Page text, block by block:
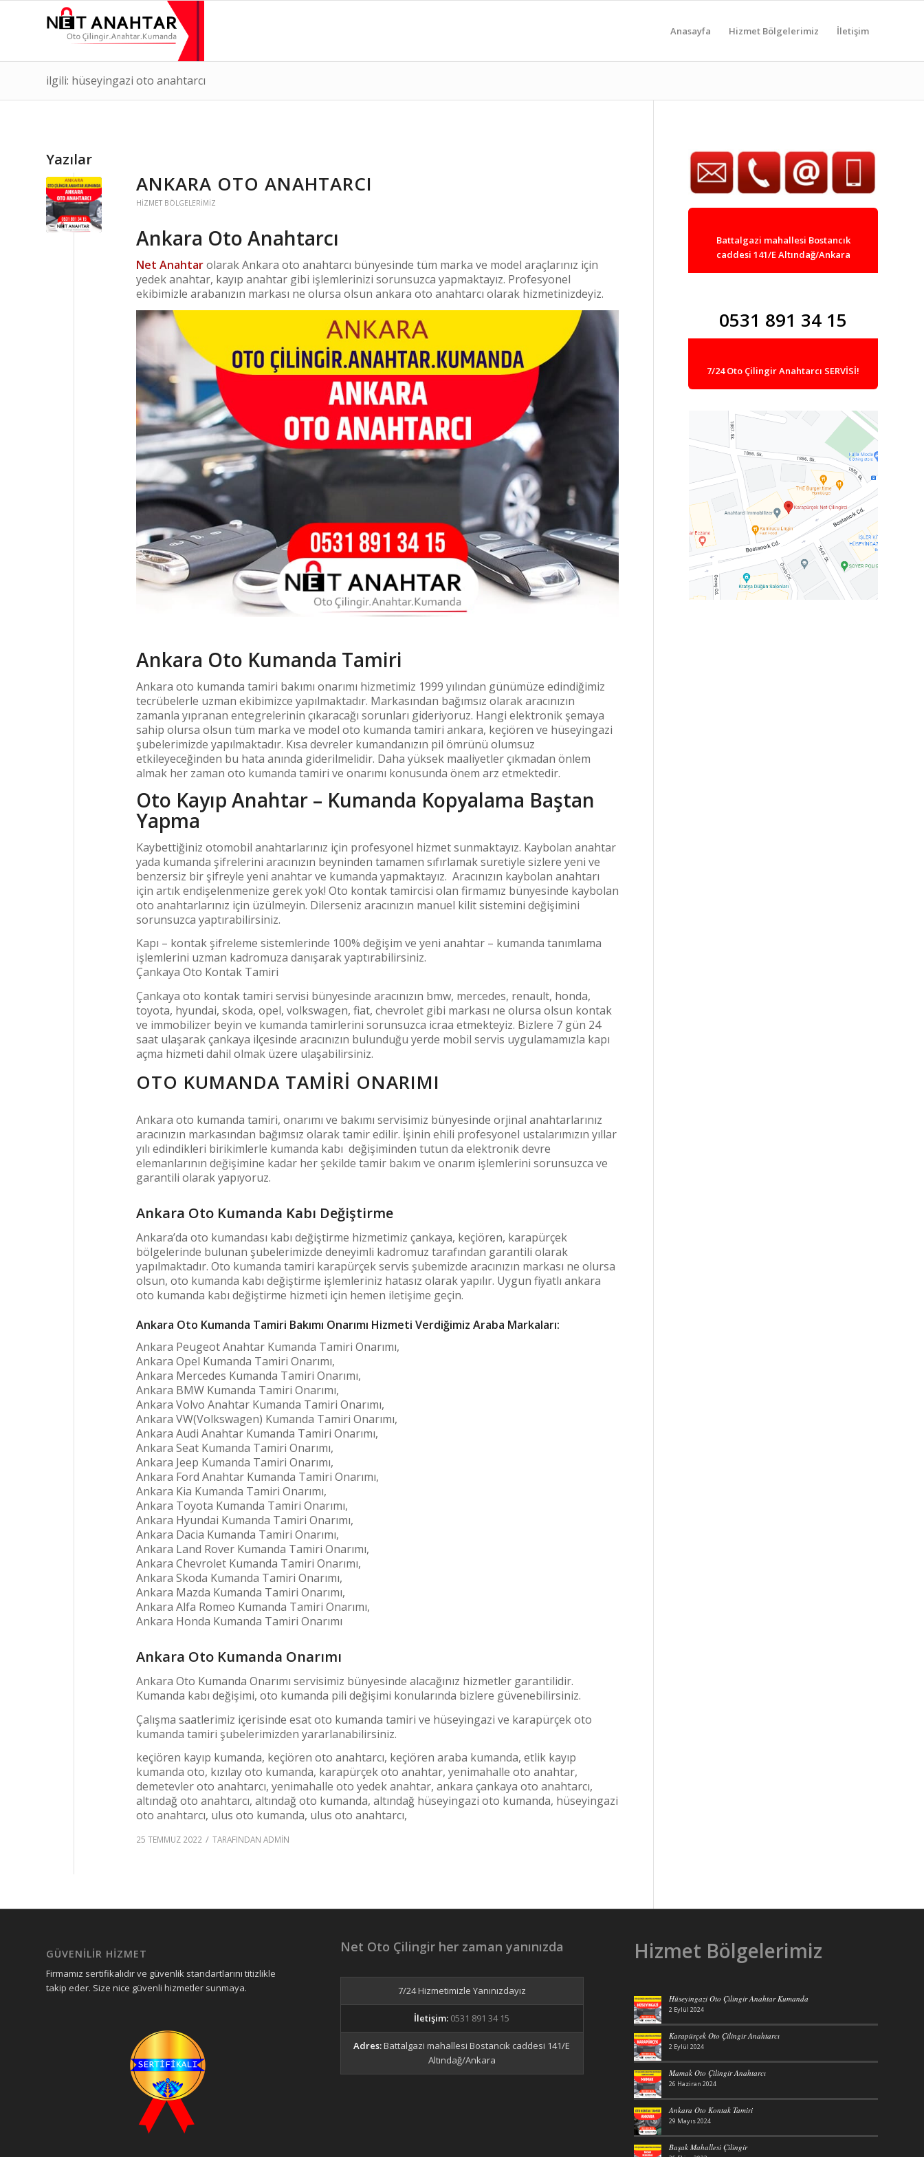
Anasayfa Hizmet Bölgelerimiz İletişim
ilgili: hüseyingazi oto anahtarcı
Yazılar
ANKARA OTO ANAHTARCI
HIZMET BÖLGELERIMIZ
Ankara Oto Anahtarcı
Net Anahtarolarak Ankara oto anahtarcı bünyesinde tüm marka ve model araçlarınız için
yedek anahtar, kayıp anahtar gibi işlemlerinizi sorunsuzca yapmaktayız. Profesyonel
ekibimizle arabanızın markası ne olursa olsun ankara oto anahtarcı olarak hizmetinizdeyiz.
Ankara Oto Kumanda Tamiri
Ankara oto kumanda tamiri bakımı onarımı hizmetimiz 1999 yılından günümüze edindiğimiz
tecrübelerle uzman ekibimizce yapılmaktadır. Markasından bağımsız olarak aracınızın
zamanla yıpranan entegrelerinin çıkaracağı sorunları gideriyoruz. Hangi elektronik şemaya
sahip olursa olsun tüm marka ve model oto kumanda tamiri ankara, keçiören ve hüseyingazi
şubelerimizde yapılmaktadır. Kısa devreler kumandanızın pil ömrünü olumsuz
etkileyeceğinden bu hata anında giderilmelidir. Daha yüksek maaliyetler çıkmadan önlem
almak her zaman oto kumanda tamiri ve onarımı konusunda önem arz etmektedir.
Oto Kayıp Anahtar – Kumanda Kopyalama Baştan
Yapma
Kaybettiğiniz otomobil anahtarlarınız için profesyonel hizmet sunmaktayız. Kaybolan anahtar
yada kumanda şifrelerini aracınızın beyninden tamamen sıfırlamak suretiyle sizlere yeni ve
benzersiz bir şifreyle yeni anahtar ve kumanda yapmaktayız. Aracınızın kaybolan anahtarı
için artık endişelenmenize gerek yok! Oto kontak tamircisi olan firmamız bünyesinde kaybolan
oto anahtarlarınız için üzülmeyin. Dilerseniz aracınızın manuel kilit sistemini değişimini
sorunsuzca yaptırabilirsiniz.
Kapı – kontak şifreleme sistemlerinde 100% değişim ve yeni anahtar – kumanda tanımlama
işlemlerini uzman kadromuza danışarak yaptırabilirsiniz.
Çankaya Oto Kontak Tamiri
Çankaya oto kontak tamiri servisi bünyesinde aracınızın bmw, mercedes, renault, honda,
toyota, hyundai, skoda, opel, volkswagen, fiat, chevrolet gibi markası ne olursa olsun kontak
ve immobilizer beyin ve kumanda tamirlerini sorunsuzca icraa etmekteyiz. Bizlere 7 gün 24
saat ulaşarak çankaya ilçesinde aracınızın bulunduğu yerde mobil servis uygulamamızla kapı
açma hizmeti dahil olmak üzere ulaşabilirsiniz.
OTO KUMANDA TAMIRI ONARIMI
Ankara oto kumanda tamiri, onarımı ve bakımı servisimiz bünyesinde orjinal anahtarlarınız
aracınızın markasından bağımsız olarak tamir edilir. İşinin ehili profesyonel ustalarımızın yıllar
yılı edindikleri birikimlerle kumanda kabı değişiminden tutun da elektronik devre
elemanlarının değişimine kadar her şekilde tamir bakım ve onarım işlemlerini sorunsuzca ve
garantili olarak yapıyoruz.
Ankara Oto Kumanda Kabı Değiştirme
Ankara’da oto kumandası kabı değiştirme hizmetimiz çankaya, keçiören, karapürçek
bölgelerinde bulunan şubelerimizde deneyimli kadromuz tarafından garantili olarak
yapılmaktadır. Oto kumanda tamiri karapürçek servis şubemizde aracınızın markası ne olursa
olsun, oto kumanda kabı değiştirme işlemleriniz hatasız olarak yapılır. Uygun fiyatlı ankara
oto kumanda kabı değiştirme hizmeti için hemen iletişime geçin.
Ankara Oto Kumanda Tamiri Bakımı Onarımı Hizmeti Verdiğimiz Araba Markaları:
Ankara Peugeot Anahtar Kumanda Tamiri Onarımı,
Ankara Opel Kumanda Tamiri Onarımı,
Ankara Mercedes Kumanda Tamiri Onarımı,
Ankara BMW Kumanda Tamiri Onarımı,
Ankara Volvo Anahtar Kumanda Tamiri Onarımı,
Ankara VW(Volkswagen) Kumanda Tamiri Onarımı,
Ankara Audi Anahtar Kumanda Tamiri Onarımı,
Ankara Seat Kumanda Tamiri Onarımı,
Ankara Jeep Kumanda Tamiri Onarımı,
Ankara Ford Anahtar Kumanda Tamiri Onarımı,
Ankara Kia Kumanda Tamiri Onarımı,
Ankara Toyota Kumanda Tamiri Onarımı,
Ankara Hyundai Kumanda Tamiri Onarımı,
Ankara Dacia Kumanda Tamiri Onarımı,
Ankara Land Rover Kumanda Tamiri Onarımı,
Ankara Chevrolet Kumanda Tamiri Onarımı,
Ankara Skoda Kumanda Tamiri Onarımı,
Ankara Mazda Kumanda Tamiri Onarımı,
Ankara Alfa Romeo Kumanda Tamiri Onarımı,
Ankara Honda Kumanda Tamiri Onarımı
Ankara Oto Kumanda Onarımı
Ankara Oto Kumanda Onarımı servisimiz bünyesinde alacağınız hizmetler garantilidir.
Kumanda kabı değişimi, oto kumanda pili değişimi konularında bizlere güvenebilirsiniz.
Çalışma saatlerimiz içerisinde esat oto kumanda tamiri ve hüseyingazi ve karapürçek oto
kumanda tamiri şubelerimizden yararlanabilirsiniz.
keçiören kayıp kumanda, keçiören oto anahtarcı, keçiören araba kumanda, etlik kayıp
kumanda oto, kızılay oto kumanda, karapürçek oto anahtar, yenimahalle oto anahtar,
demetevler oto anahtarcı, yenimahalle oto yedek anahtar, ankara çankaya oto anahtarcı,
altındağ oto anahtarcı, altındağ oto kumanda, altındağ hüseyingazi oto kumanda, hüseyingazi
oto anahtarcı, ulus oto kumanda, ulus oto anahtarcı,
25 TEMMUZ 2022 / TARAFINDAN ADMIN
Battalgazi mahallesi Bostancık
caddesi 141/E Altındağ/Ankara
0531 891 34 15
7/24 Oto Çilingir Anahtarcı SERVİSİ!
GÜVENILIR HIZMET
Firmamız sertifikalıdır ve güvenlik standartlarını titizlikle
takip eder. Size nice güvenli hizmetler sunmaya.
Net Oto Çilingir her zaman yanınızda
7/24 Hizmetimizle Yanınızdayız
İletişim: 0531 891 34 15
Adres: Battalgazi mahallesi Bostancık caddesi 141/E
Altındağ/Ankara
Hizmet Bölgelerimiz
Hüseyingazi Oto Çilingir Anahtar Kumanda
2 Eylül 2024
Karapürçek Oto Çilingir Anahtarcı
2 Eylül 2024
Mamak Oto Çilingir Anahtarcı
26 Haziran 2024
Ankara Oto Kontak Tamiri
29 Mayıs 2024
Başak Mahallesi Çilingir